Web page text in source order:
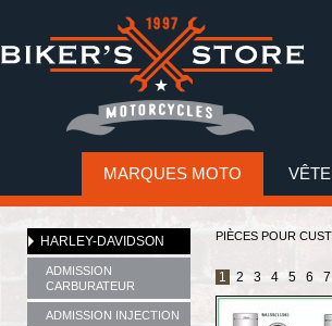
MARQUES MOTO
HARLEY-DAVIDSON
ADMISSION
CARBURATEUR
ADMISSION INJECTION
PIÈCES POUR
1 2 3 4 5 6 7